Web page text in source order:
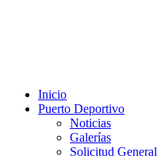
Inicio
Puerto Deportivo
Noticias
Galerías
Solicitud General